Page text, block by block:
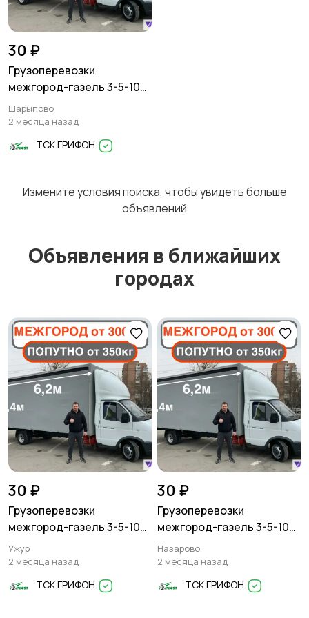
Уборка
Обучение Красота и здоровье
Деловые услуги
Писатели Сценаристы
Организация
праздников
Фото- и видеосъемка
Изготовление на
заказ
Продукты питания
Уход за животными Юридические услуги
30 ₽
Грузоперевозки
межгород-газель 3-5-10
тонн
Шарыпово
2 месяца назад
ТСК ГРИФОН
Измените условия поиска, чтобы увидеть больше
объявлений
Объявления в ближайших
городах
30 ₽
Грузоперевозки
межгород-газель 3-5-10
тонн
Ужур
2 месяца назад
ТСК ГРИФОН
30 ₽
Грузоперевозки
межгород-газель 3-5-10
тонн
Назарово
2 месяца назад
ТСК ГРИФОН